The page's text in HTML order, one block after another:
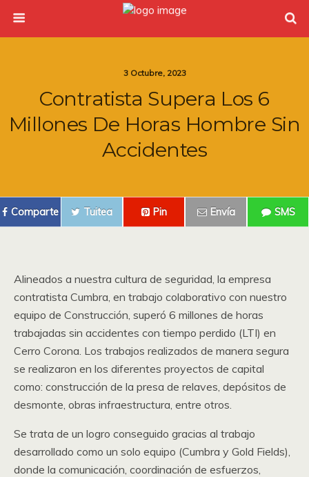
3 Octubre, 2023
Contratista Supera Los 6
Millones De Horas Hombre Sin
Accidentes
Comparte Tuitea Pin Envía SMS
Alineados a nuestra cultura de seguridad, la empresa
contratista Cumbra, en trabajo colaborativo con nuestro
equipo de Construcción, superó 6 millones de horas
trabajadas sin accidentes con tiempo perdido (LTI) en
Cerro Corona. Los trabajos realizados de manera segura
se realizaron en los diferentes proyectos de capital
como: construcción de la presa de relaves, depósitos de
desmonte, obras infraestructura, entre otros.
Se trata de un logro conseguido gracias al trabajo
desarrollado como un solo equipo (Cumbra y Gold Fields),
donde la comunicación, coordinación de esfuerzos,